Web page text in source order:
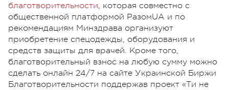
благотворительности, которая совместно с
общественной платформой РазомUA и по
рекомендациям Минздрава организуют
приобретение спецодежды, оборудования и
средств защиты для врачей. Кроме того,
благотворительный взнос на любую сумму можно
сделать онлайн 24/7 на сайте Украинской Биржи
Благотворительности поддержав проект «Ти не